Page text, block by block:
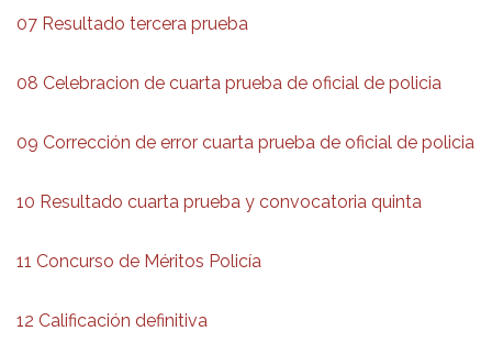
07 Resultado tercera prueba
08 Celebracion de cuarta prueba de oficial de policia
09 Corrección de error cuarta prueba de oficial de policia
10 Resultado cuarta prueba y convocatoria quinta
11 Concurso de Méritos Policía
12 Calificación definitiva